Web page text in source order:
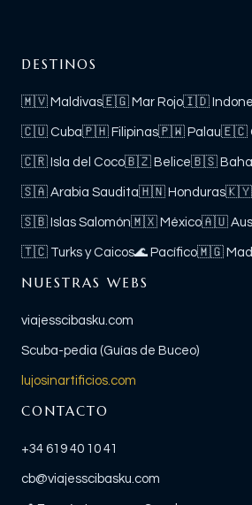
DESTINOS
🇲🇻 Maldivas🇪🇬 Mar Rojo🇮🇩
🇨🇺 Cuba🇵🇭 Filipinas🇵🇼 Palau🇪🇨
🇨🇷 Isla del Coco🇧🇿 Belice🇧🇸
🇸🇦 Arabia Saudita🇭🇳 Honduras🇰🇾
🇸🇧 Islas Salomón🇲🇽 México🇦🇺
🇹🇨 Turks y Caicos🌊 Pacífico🇲🇬
NUESTRAS WEBS
viajesscibasku.com
Scuba-pedia (Guías de Buceo)
lujosinartificios.com
CONTACTO
+34 619 40 10 41
cb@viajesscibasku.com